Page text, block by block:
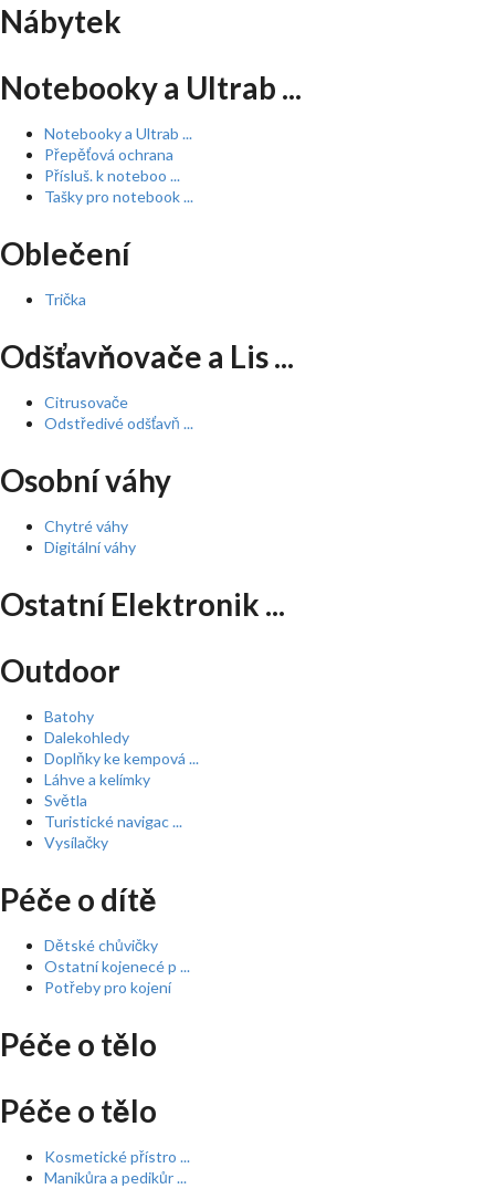
Nábytek
Notebooky a Ultrab ...
Notebooky a Ultrab ...
Přepěťová ochrana
Přísluš. k noteboo ...
Tašky pro notebook ...
Oblečení
Trička
Odšťavňovače a Lis ...
Citrusovače
Odstředivé odšťavň ...
Osobní váhy
Chytré váhy
Digitální váhy
Ostatní Elektronik ...
Outdoor
Batohy
Dalekohledy
Doplňky ke kempová ...
Láhve a kelímky
Světla
Turistické navigac ...
Vysílačky
Péče o dítě
Dětské chůvičky
Ostatní kojenecé p ...
Potřeby pro kojení
Péče o tělo
Péče o tělo
Kosmetické přístro ...
Manikůra a pedikůr ...